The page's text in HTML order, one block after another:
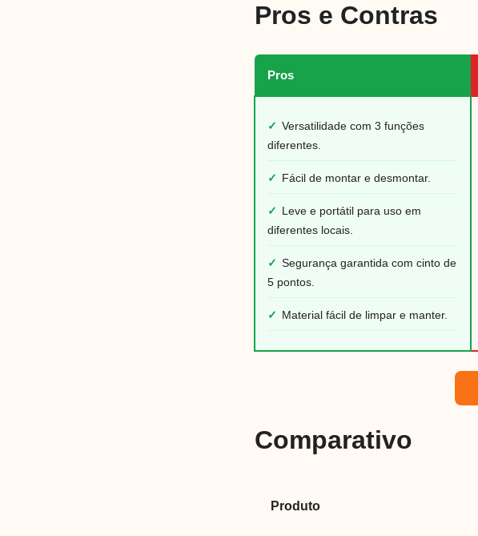
Pros e Contras
Pros
✓ Versatilidade com 3 funções
diferentes.
✓ Fácil de montar e desmontar.
✓ Leve e portátil para uso em
diferentes locais.
✓ Segurança garantida com cinto de
5 pontos.
✓ Material fácil de limpar e manter.
Comparativo
Produto